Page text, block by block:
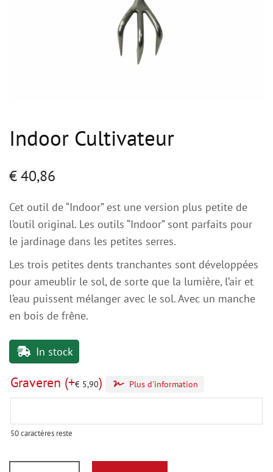
Indoor Cultivateur
€40,86
Cet outil de “Indoor” est une version plus petite de
l’outil original. Les outils “Indoor” sont parfaits pour
le jardinage dans les petites serres.
Les trois petites dents tranchantes sont développées
pour ameublir le sol, de sorte que la lumière, l’air et
l’eau puissent mélanger avec le sol. Avec un manche
en bois de frêne.
In stock
Graveren (+€ 5,90)
50caractères reste
Plus d'information